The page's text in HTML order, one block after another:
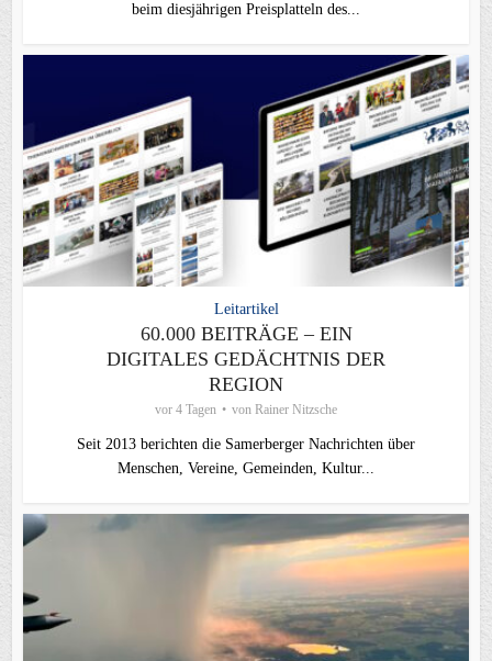
beim diesjährigen Preisplatteln des...
Leitartikel
60.000 BEITRÄGE – EIN
DIGITALES GEDÄCHTNIS DER
REGION
vor 4 Tagen von Rainer Nitzsche
Seit 2013 berichten die Samerberger Nachrichten über
Menschen, Vereine, Gemeinden, Kultur...